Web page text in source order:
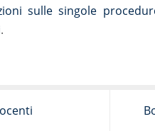
sulle singole
.